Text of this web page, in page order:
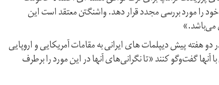
را مورد بررسی مجدد قرار دهد. واشنگتن معتقد است این
می‌باشد.»
هفته پیش دیپلمات های ایرانی به مقامات آمریکایی و اروپایی
آنها گفت‌وگو کنند «تا نگرانی‌های آنها در این مورد را برطرف